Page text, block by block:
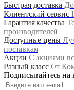
Быстрая доставка
Клиентский сервис
Гарантия качества
производителей
Доступные цены
поставкам
Акции С акциями
Разный класс От
Подписывайтесь на